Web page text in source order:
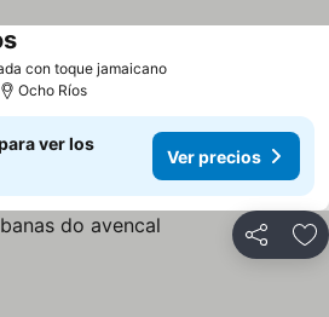
con toque jamaicano
Ocho Ríos
ver los
Ver precios
Compartir